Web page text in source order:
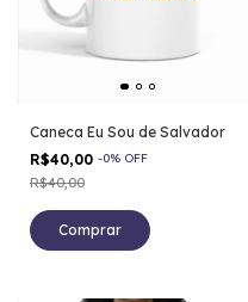
Caneca Eu Sou de Salvador
R$40,00 -0% OFF
R$40,00